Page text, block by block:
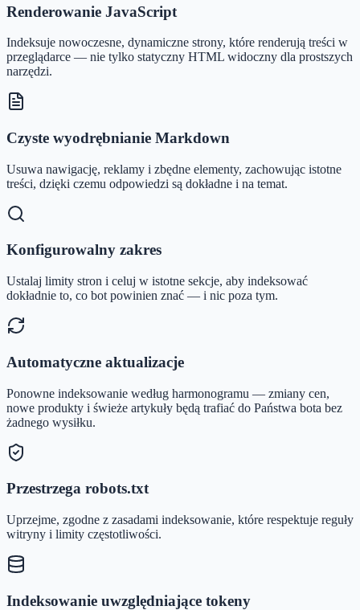
Renderowanie JavaScript
Indeksuje nowoczesne, dynamiczne strony, które renderują treści w
przeglądarce — nie tylko statyczny HTML widoczny dla prostszych
narzędzi.
Czyste wyodrębnianie Markdown
Usuwa nawigację, reklamy i zbędne elementy, zachowując istotne
treści, dzięki czemu odpowiedzi są dokładne i na temat.
Konfigurowalny zakres
Ustalaj limity stron i celuj w istotne sekcje, aby indeksować
dokładnie to, co bot powinien znać — i nic poza tym.
Automatyczne aktualizacje
Ponowne indeksowanie według harmonogramu — zmiany cen,
nowe produkty i świeże artykuły będą trafiać do Państwa bota bez
żadnego wysiłku.
Przestrzega robots.txt
Uprzejme, zgodne z zasadami indeksowanie, które respektuje reguły
witryny i limity częstotliwości.
Indeksowanie uwzględniające tokeny